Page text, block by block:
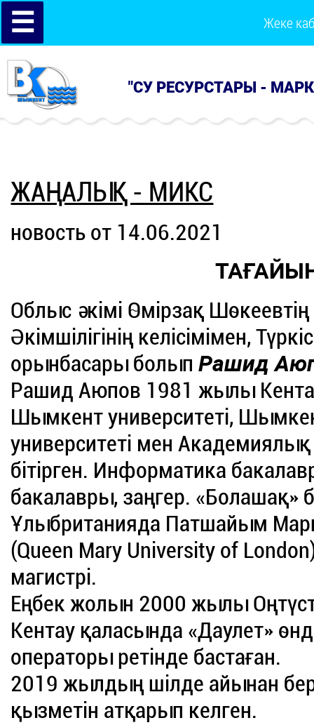
☰ Жеке
"СУ РЕСУРСТАРЫ -
ЖАҢАЛЫҚ - МИКС
новость от 14.06.2021
Облыс әкімі Өмірзақ
Әкімшілігінің келісімімен,
орынбасары болыпРашид
Рашид Аюпов 1981 жылы
Шымкент университеті,
университеті мен
бітірген. Информатика
бакалавры, заңгер. «Болашақ»
Ұлыбританияда Патшайым
(Queen Mary University of
магистрі.
Еңбек жолын 2000 жылы
Кентау қаласында «Даулет»
операторы ретінде бастаған.
2019 жылдың шілде айынан
қызметін атқарып келген.